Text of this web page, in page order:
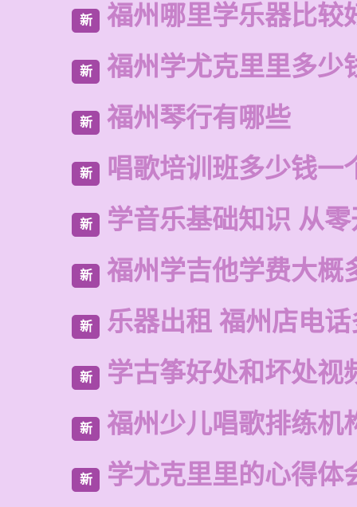
新 福州哪里学乐器比较
新 福州学尤克里里多少
新 福州琴行有哪些
新 唱歌培训班多少钱一
新 学音乐基础知识 从
新 福州学吉他学费大概
新 乐器出租 福州店电
新 学古筝好处和坏处视
新 福州少儿唱歌排练机
新 学尤克里里的心得体